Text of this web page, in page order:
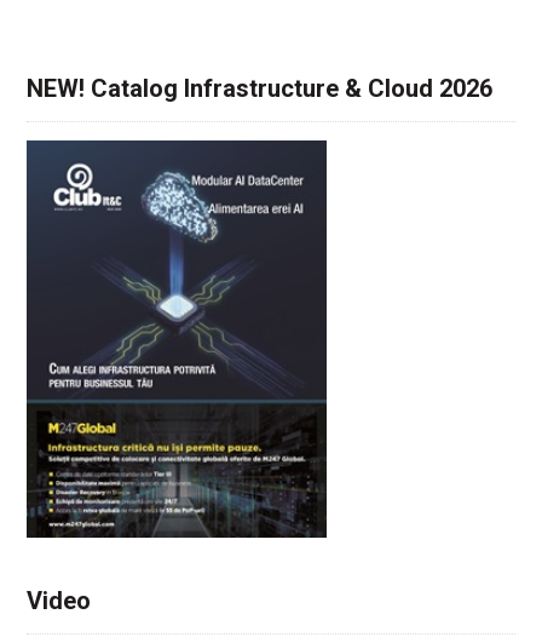
NEW! Catalog Infrastructure & Cloud 2026
Video